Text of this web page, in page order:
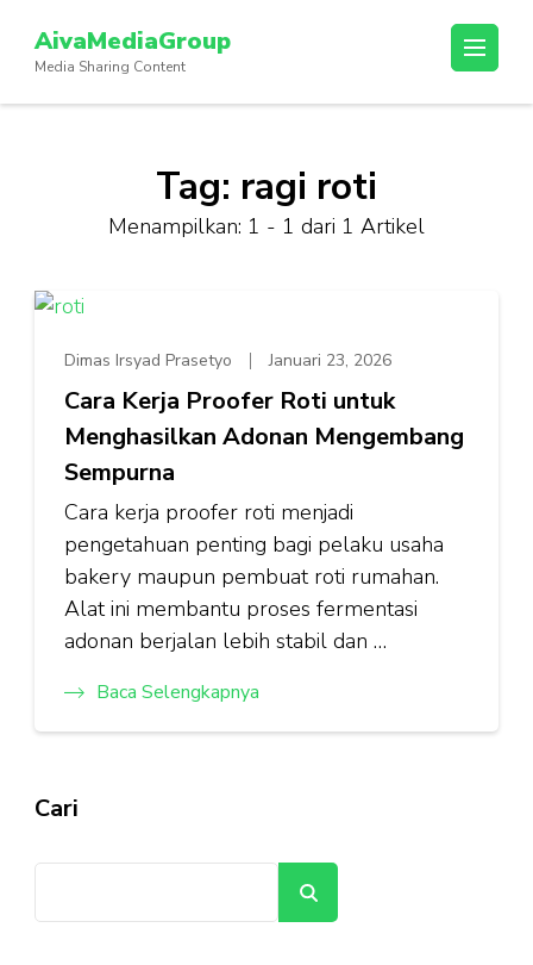
konten
(Tekan
AivaMediaGroup
Media Sharing Content
Tag: ragi roti
Menampilkan: 1 - 1 dari 1 Artikel
Dimas Irsyad Prasetyo Januari 23, 2026
Cara Kerja Proofer Roti untuk
Menghasilkan Adonan Mengembang
Sempurna
Cara kerja proofer roti menjadi
pengetahuan penting bagi pelaku usaha
bakery maupun pembuat roti rumahan.
Alat ini membantu proses fermentasi
adonan berjalan lebih stabil dan …
Baca Selengkapnya
Cari